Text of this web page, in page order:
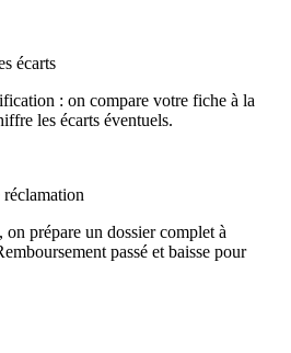
écarts
: on compare votre fiche à la
les écarts éventuels.
prépare un dossier complet à
passé et baisse pour